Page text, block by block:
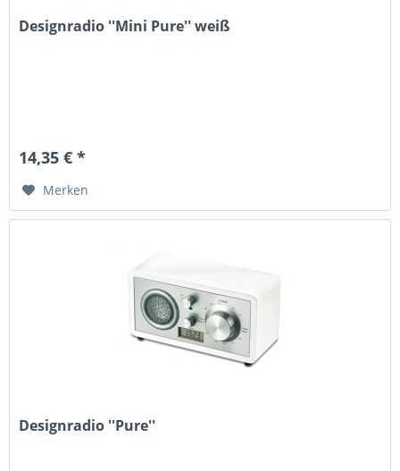
Designradio ''Mini Pure'' weiß
14,35 € *
Merken
Designradio ''Pure''